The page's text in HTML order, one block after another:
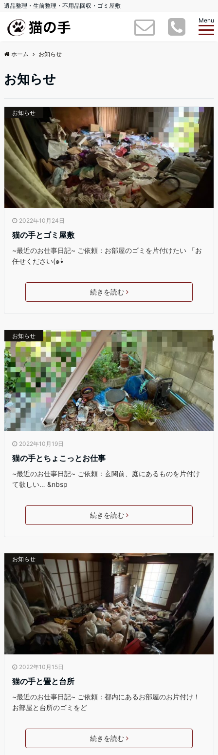
遺品整理・生前整理・不用品回収・ゴミ屋敷
Menu
ホーム お知らせ
お知らせ
お知らせ
2022年10月24日
猫の手とゴミ屋敷
~最近のお仕事日記~ ご依頼：お部屋のゴミを片付けたい 「お
任せください(๑•̀
続きを読む
お知らせ
2022年10月19日
猫の手とちょこっとお仕事
~最近のお仕事日記~ ご依頼：玄関前、庭にあるものを片付け
て欲しい… &nbsp
続きを読む
お知らせ
2022年10月15日
猫の手と畳と台所
~最近のお仕事日記~ ご依頼：都内にあるお部屋のお片付け！
お部屋と台所のゴミをど
続きを読む